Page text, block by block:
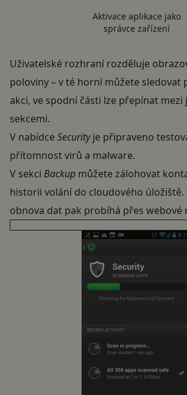
Aktivace aplikace jako
správce zařízení
Uživatelské rozhraní rozděluje
poloviny – v té horní můžete sledovat
akci, ve spodní části lze přepínat
sekcemi.
V nabídceSecurityje připraveno
přítomnost virů a malware.
V sekci Backup můžete zálohovat
historii volání do cloudového úložiště.
obnova dat pak probíhá přes webové